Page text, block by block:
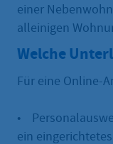
einer
alleinigen
Welche
Für eine Online-
•
ein